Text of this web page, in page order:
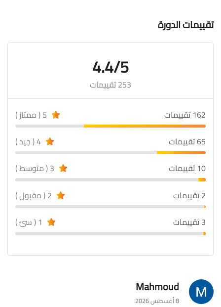
تقييمات الدورة
4.4/5
253 تقييمات
162 تقييمات
65 تقييمات
10 تقييمات
2 تقييمات
3 تقييمات
Mahmoud
8 أغسطس 2026